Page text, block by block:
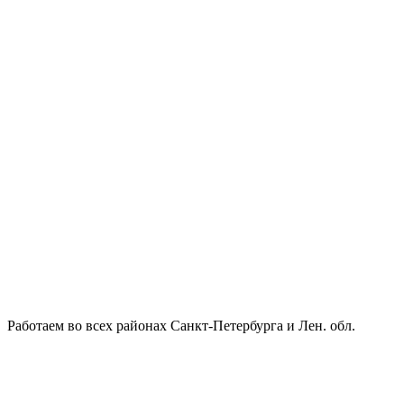
Работаем во всех районах Санкт-Петербурга и Лен. обл.